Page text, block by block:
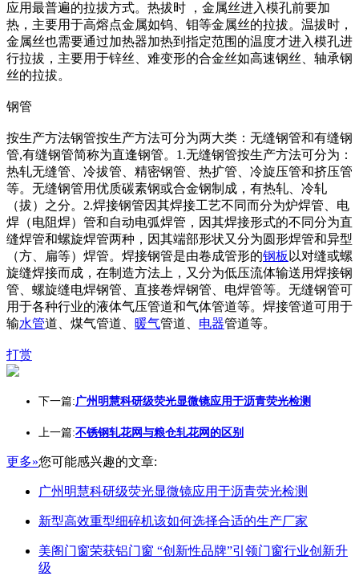
应用最普遍的拉拔方式。热拔时 ，金属丝进入模孔前要加
热，主要用于高熔点金属如钨、钼等金属丝的拉拔。温拔时，
金属丝也需要通过加热器加热到指定范围的温度才进入模孔进
行拉拔，主要用于锌丝、难变形的合金丝如高速钢丝、轴承钢
丝的拉拔。
钢管
按生产方法钢管按生产方法可分为两大类：无缝钢管和有缝钢
管,有缝钢管简称为直逢钢管。1.无缝钢管按生产方法可分为：
热轧无缝管、冷拔管、精密钢管、热扩管、冷旋压管和挤压管
等。无缝钢管用优质碳素钢或合金钢制成，有热轧、冷轧
（拔）之分。2.焊接钢管因其焊接工艺不同而分为炉焊管、电
焊（电阻焊）管和自动电弧焊管，因其焊接形式的不同分为直
缝焊管和螺旋焊管两种，因其端部形状又分为圆形焊管和异型
（方、扁等）焊管。焊接钢管是由卷成管形的钢板 以对缝或螺
旋缝焊接而成，在制造方法上，又分为低压流体输送用焊接钢
管、螺旋缝电焊钢管、直接卷焊钢管、电焊管等。无缝钢管可
用于各种行业的液体气压管道和气体管道等。焊接管道可用于
输水管道、煤气管道、 暖气管道、 电器管道等。
打赏
下一篇:广州明慧科研级荧光显微镜应用于沥青荧光检测
上一篇:不锈钢轧花网与粮仓轧花网的区别
更多»您可能感兴趣的文章:
广州明慧科研级荧光显微镜应用于沥青荧光检测
新型高效重型细碎机该如何选择合适的生产厂家
美阁门窗荣获铝门窗 “创新性品牌”引领门窗行业创新升
级